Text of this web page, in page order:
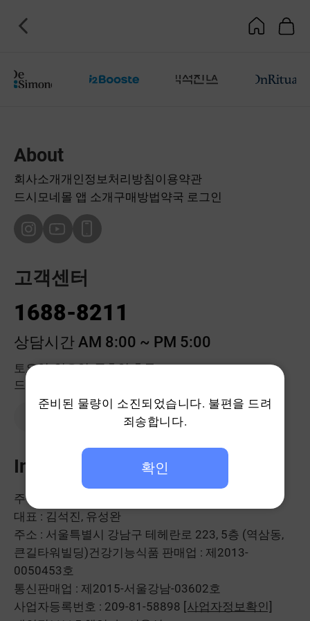
About
회사소개개인정보처리방침 이용약관
드시모네몰 앱 소개구매방법 약국 로그인
고객센터
1688-8211
상담시간 AM 8:00 ~ PM 5:00
토요일, 일요일, 공휴일 휴무
드시모네몰 고객센터는 점심시간에도 계속 됩니다.
Info
주식회사 헥토헬스케어
대표 : 김석진, 유성완
주소 : 서울특별시 강남구 테헤란로 223, 5층 (역삼동,
큰길타워빌딩)건강기능식품 판매업 : 제2013-
0050453호
통신판매업 : 제2015-서울강남-03602호
사업자등록번호 : 209-81-58898 [사업자정보확인]
준비된 물량이 소진되었습니다. 불편을 드려
죄송합니다.
확인